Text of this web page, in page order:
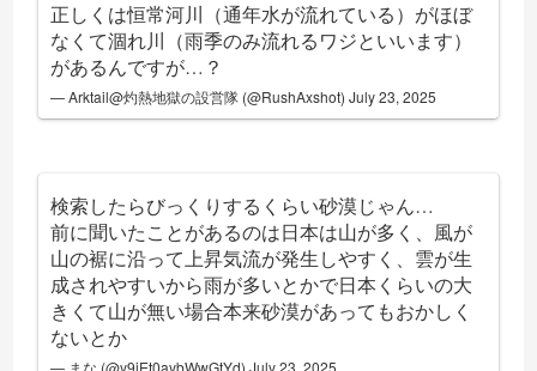
正しくは恒常河川（通年水が流れている）がほぼ
なくて涸れ川（雨季のみ流れるワジといいます）
があるんですが…？
— Arktail@灼熱地獄の設営隊 (@RushAxshot)July 23, 2025
検索したらびっくりするくらい砂漠じゃん…
前に聞いたことがあるのは日本は山が多く、風が
山の裾に沿って上昇気流が発生しやすく、雲が生
成されやすいから雨が多いとかで日本くらいの大
きくて山が無い場合本来砂漠があってもおかしく
ないとか